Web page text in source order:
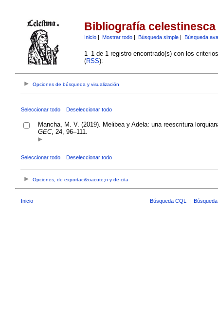
Bibliografía celestinesca
Inicio| Mostrar todo| Búsqueda simple| Búsqueda
1–1 de 1 registro encontrado(s) con los
(RSS):
Opciones de búsqueda y visualización
Seleccionar todo Deseleccionar todo
Mancha, M. V. (2019). Melibea y Adela: una reescritura
GEC, 24, 96–111.
Seleccionar todo Deseleccionar todo
Opciones, de exportaci&oacute;n y de cita
Inicio Búsqueda CQL |